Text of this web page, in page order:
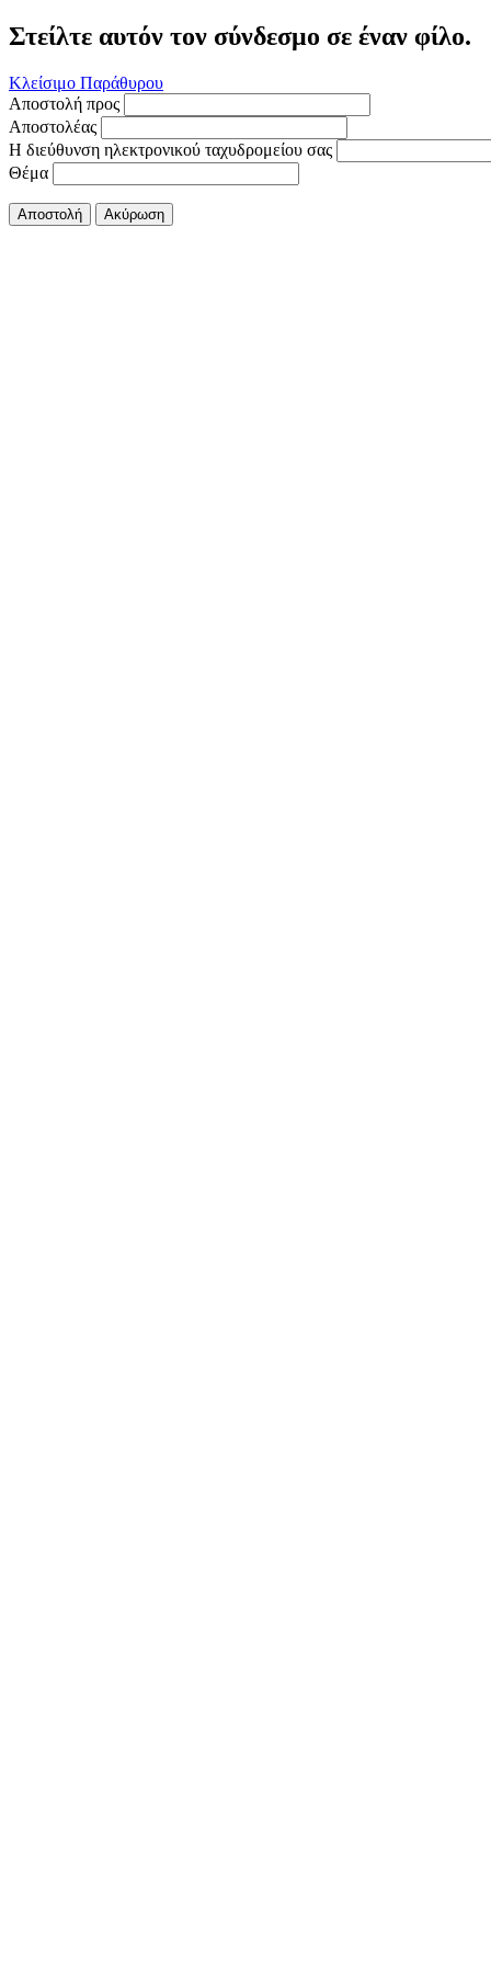
Στείλτε αυτόν τον σύνδεσμο σε έναν φίλο.
Κλείσιμο Παράθυρου
Αποστολή προς
Αποστολέας
Η διεύθυνση ηλεκτρονικού ταχυδρομείου σας
Θέμα
Αποστολή Ακύρωση